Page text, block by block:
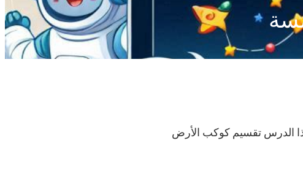
هذا الدرس تقسيم كوكب الأرض